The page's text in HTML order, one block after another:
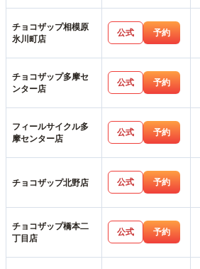
チョコザップ相模原
氷川町店
公式 予約
チョコザップ多摩セ
ンター店
公式 予約
フィールサイクル多
摩センター店
公式 予約
チョコザップ北野店 公式 予約
チョコザップ橋本二
丁目店
公式 予約